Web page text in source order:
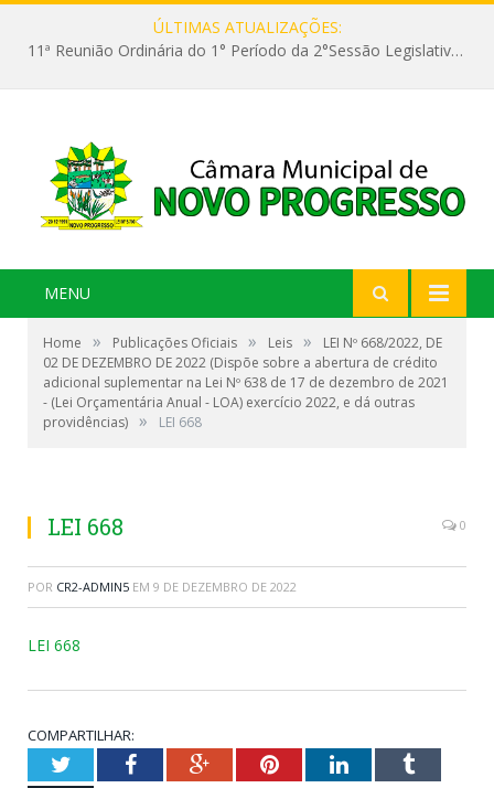
ÚLTIMAS ATUALIZAÇÕES:
11ª Reunião Ordinária do 1° Período da 2°Sessão Legislativa da 9ª Legislatura do Poder Legislativo
MENU
Home » Publicações Oficiais » Leis »
LEI Nº 668/2022, DE
02 DE DEZEMBRO DE 2022 (Dispõe sobre a abertura de crédito
adicional suplementar na Lei Nº 638 de 17 de dezembro de 2021
- (Lei Orçamentária Anual - LOA) exercício 2022, e dá outras
providências) » LEI 668
LEI 668 0
POR CR2-ADMIN5 EM 9 DE DEZEMBRO DE 2022
LEI 668
COMPARTILHAR:
TwitterFacebookGoogle+PinterestLinkedInTumblr